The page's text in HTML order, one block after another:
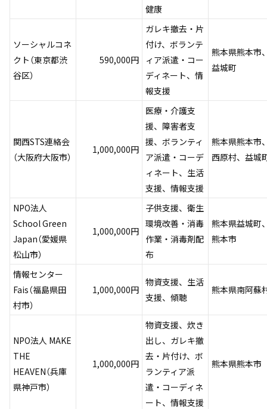
健康
ソーシャルコネ
クト（東京都渋
谷区）
590,000円
ガレキ撤去・片
付け、ボランテ
ィア派遣・コー
ディネート、情
報支援
熊本県熊本市
益城町
関西STS連絡会
（大阪府大阪市）
1,000,000円
医療・介護支
援、障害者支
援、ボランティ
ア派遣・コーデ
ィネート、生活
支援、情報支援
熊本県熊本市
西原村、益城
NPO法人
School Green
Japan（愛媛県
松山市）
1,000,000円
子供支援、衛生
環境改善・消毒
作業・消毒剤配
布
熊本県益城町
熊本市
情報センター
Fais（福島県田
村市）
1,000,000円
物資支援、生活
支援、傾聴
熊本県南阿蘇
NPO法人 MAKE
THE
HEAVEN（兵庫
県神戸市）
1,000,000円
物資支援、炊き
出し、ガレキ撤
去・片付け、ボ
ランティア派
遣・コーディネ
ート、情報支援
熊本県熊本市